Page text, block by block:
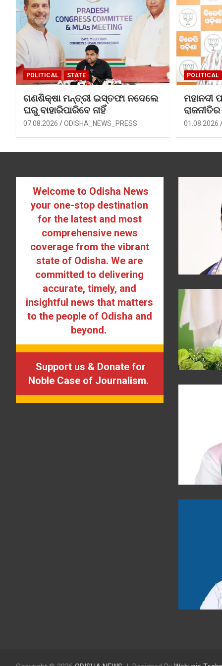
POLITICAL STATE
ଗଣଶିକ୍ଷା ମନ୍ତ୍ରୀ ଇସ୍ତଫା ନଦେଲେ
ଘରୁ ବାହାରିପାରିବେ ନାହିଁ
07.08.2026 ODISHA_NEWS_PRESS
POLITICAL
ମହାନଦୀ
01.08.2026
Welcome to Odisha News
your one-stop destination
for the latest and most
comprehensive news
coverage from the vibrant
state of Odisha. We are
committed to delivering
accurate, timely, and
insightful news that matters
to the people of Odisha and
beyond.
Support us & Donate for
Noble Case of Journalism.